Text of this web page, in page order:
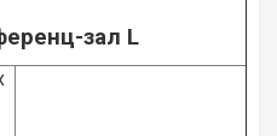
зал L